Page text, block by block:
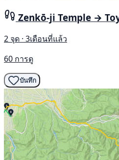
Zenkō-ji Temple →
2 จุด · 3เดือนที่แล้ว
60 การดู
บันทึก